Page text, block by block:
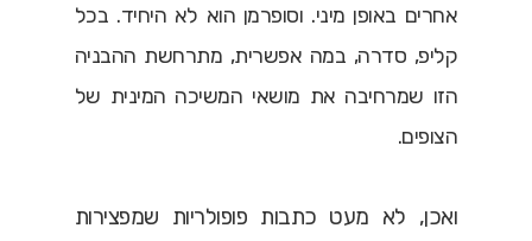
אחרים באופן מיני. וסופרמן הוא לא היחיד. בכל
קליפ, סדרה, במה אפשרית, מתרחשת ההבניה
הזו שמרחיבה את מושאי המשיכה המינית של
הצופים.
ואכן, לא מעט כתבות פופולריות שמפצירות